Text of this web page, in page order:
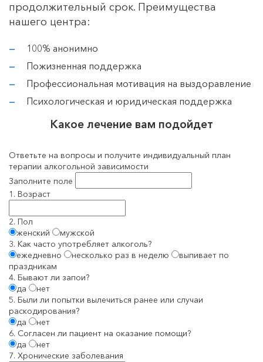
продолжительный срок. Преимущества
нашего центра:
100% анонимно
Пожизненная поддержка
Профессиональная мотивация на выздоравление
Психологическая и юридическая поддержка
Какое лечение вам подойдет
Ответьте на вопросы и получите индивидуальный план
терапии алкогольной зависимости
Заполните поле
1. Возраст
2. Пол
женский
мужской
3. Как часто употребляет алкоголь?
ежедневно
несколько раз в неделю
выпивает по
праздникам
4. Бывают ли запои?
да
нет
5. Были ли попытки вылечиться ранее или случаи
раскодирования?
да
нет
6. Согласен ли пациент на оказание помощи?
да
нет
7. Хронические заболевания